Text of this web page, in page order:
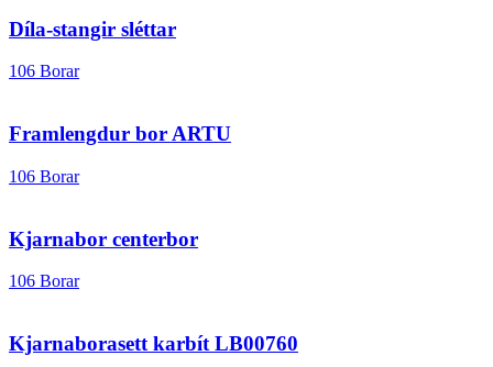
Díla-stangir sléttar
106 Borar
Framlengdur bor ARTU
106 Borar
Kjarnabor centerbor
106 Borar
Kjarnaborasett karbít LB00760